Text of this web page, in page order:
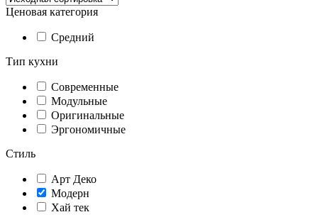
Ценовая категория
Средний
Тип кухни
Современные
Модульные
Оригинальные
Эргономичные
Стиль
Арт Деко
Модерн
Хай тек